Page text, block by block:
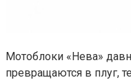
Мотоблоки «Нева»
превращаются в плуг,